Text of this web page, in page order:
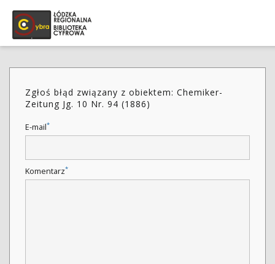
Zgłoś błąd związany z obiektem: Chemiker-
Zeitung Jg. 10 Nr. 94 (1886)
E-mail*
Komentarz*